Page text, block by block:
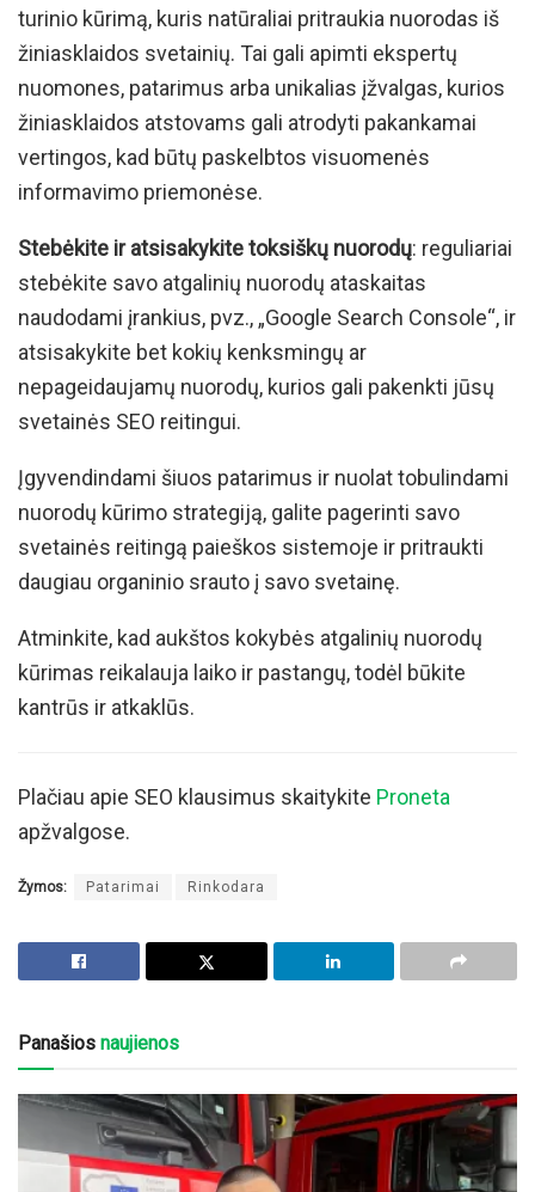
turinio kūrimą, kuris natūraliai pritraukia nuorodas iš
žiniasklaidos svetainių. Tai gali apimti ekspertų
nuomones, patarimus arba unikalias įžvalgas, kurios
žiniasklaidos atstovams gali atrodyti pakankamai
vertingos, kad būtų paskelbtos visuomenės
informavimo priemonėse.
Stebėkite ir atsisakykite toksiškų nuorodų: reguliariai
stebėkite savo atgalinių nuorodų ataskaitas
naudodami įrankius, pvz., „Google Search Console“, ir
atsisakykite bet kokių kenksmingų ar
nepageidaujamų nuorodų, kurios gali pakenkti jūsų
svetainės SEO reitingui.
Įgyvendindami šiuos patarimus ir nuolat tobulindami
nuorodų kūrimo strategiją, galite pagerinti savo
svetainės reitingą paieškos sistemoje ir pritraukti
daugiau organinio srauto į savo svetainę.
Atminkite, kad aukštos kokybės atgalinių nuorodų
kūrimas reikalauja laiko ir pastangų, todėl būkite
kantrūs ir atkaklūs.
Plačiau apie SEO klausimus skaitykite Proneta
apžvalgose.
Žymos: Patarimai Rinkodara
Panašios naujienos